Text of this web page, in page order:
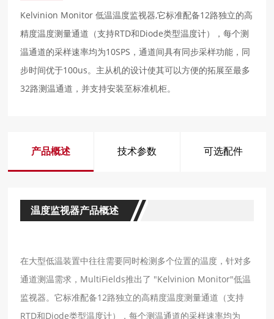
Kelvinion Monitor 低温温度监视器,它标准配备12路独⽴的高
精度温度测量通道（支持RTD和Diode类型温度计），每个测
温通道的采样速率均为10SPS，通道间具有同步采样功能，同
步时间优于100us。主从机的设计使其可以方便的拓展至最多
32路测温通道，并支持安装至标准机柜。
产品概述 技术参数 可选配件
温度监视器产品概述
在大型低温装置中往往需要同时检测多个位置的温度，针对多
通道测温需求，MultiFields推出了 "Kelvinion Monitor"低温
监视器。它标准配备12路独⽴的高精度温度测量通道（支持
RTD和Diode类型温度计），每个测温通道的采样速率均为